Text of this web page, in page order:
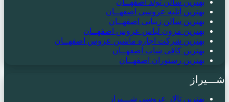
بهترین آتلیه عروسی اصفهــان
بهترین سالن زیبایی اصفهــان
بهترین مزون لباس عروس اصفهــان
بهترین شرکت اجاره ماشین عروس اصفهــان
بهترین کافی شاپ اصفهــان
بهترین رستوران اصفهــان
شـــیراز
بهترین تالار عروسی شـــیراز